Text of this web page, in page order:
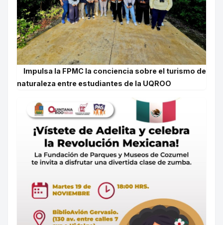
Impulsa la FPMC la conciencia sobre el turismo de
naturaleza entre estudiantes de la UQROO